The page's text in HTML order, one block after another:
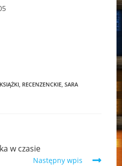
KSIĄŻKI, RECENZENCKIE, SARA
w czasie
Następny wpis